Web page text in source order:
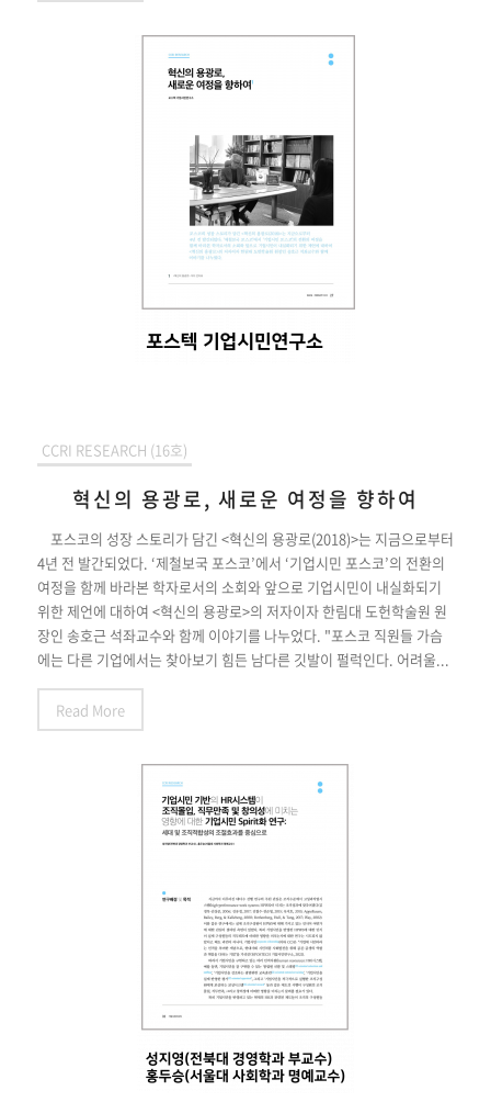
CCRI RESEARCH (16호)
혁신의 용광로, 새로운 여정을 향하여
포스코의 성장 스토리가 담긴 <혁신의 용광로(2018)>는 지금으로부터
4년 전 발간되었다. ‘제철보국 포스코’에서 ‘기업시민 포스코’의 전환의
여정을 함께 바라본 학자로서의 소회와 앞으로 기업시민이 내실화되기
위한 제언에 대하여 <혁신의 용광로>의 저자이자 한림대 도헌학술원 원
장인 송호근 석좌교수와 함께 이야기를 나누었다. "포스코 직원들 가슴
에는 다른 기업에서는 찾아보기 힘든 남다른 깃발이 펄럭인다. 어려울...
Read More